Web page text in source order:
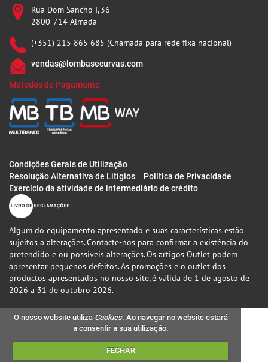
Rua Dom Sancho I, 36
2800-714 Almada
(+351) 215 865 685 (Chamada para rede fixa nacional)
vendas@lombasecurvas.com
Métodos de Pagamento
Condições Gerais de Utilização
Resolução Alternativa de Litígios
Política de Privacidade
Exercício da atividade de intermediário de crédito
Algum do equipamento apresentado e suas características estão
sujeitos a alterações. Contacte-nos para confirmar a existência do
pretendido e ou possiveis alterações. Os artigos Outlet podem
apresentar pequenos defeitos. As promoções e o outlet dos
productos apresentados no nosso site, é válida de 1 de agosto de
2026 a 31 de outubro 2026.
O nosso website utiliza Cookies. Ao navegar no website estará
a consentir a sua utilização.
FECHAR